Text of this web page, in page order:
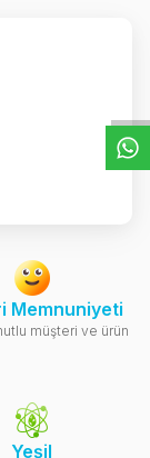
Memnuniyeti
müşteri ve ürün
Yeşil